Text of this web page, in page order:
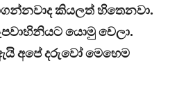
කියලත් හිතෙනවා.
යොමු වෙලා.
අපේ දරුවෝ මෙහෙම